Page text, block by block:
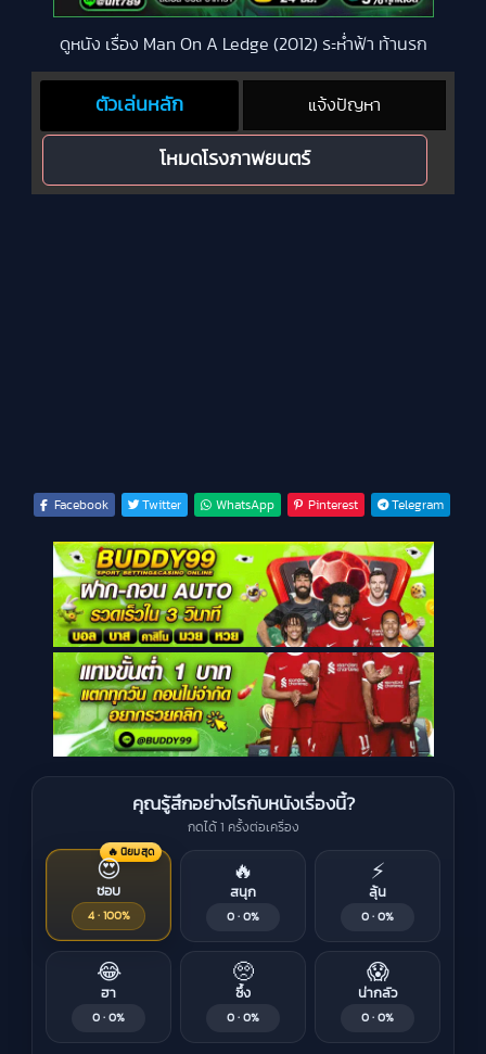
ดูหนัง เรื่อง Man On A Ledge (2012) ระห่ำฟ้า ท้านรก
ตัวเล่นหลัก แจ้งปัญหา
โหมดโรงภาพยนตร์
Facebook Twitter WhatsApp Pinterest Telegram
คุณรู้สึกอย่างไรกับหนังเรื่องนี้?
กดได้ 1 ครั้งต่อเครื่อง
🔥 นิยมสุด
😍
ชอบ
4 · 100%
🔥
สนุก
0 · 0%
⚡
ลุ้น
0 · 0%
😂
ฮา
0 · 0%
🥺
ซึ้ง
0 · 0%
😱
น่ากลัว
0 · 0%